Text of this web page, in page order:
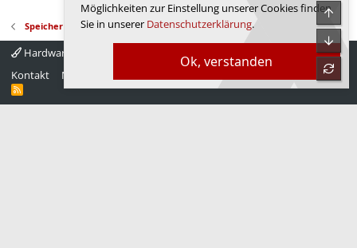
Speicher
Hardwareluxx 4.0
Kontakt
Nutzungsbedingungen Startseite
R
Ok, verstanden
Möglichkeiten zur Einstellung unserer Cookies finden
Sie in unserer Datenschutzerklärung.